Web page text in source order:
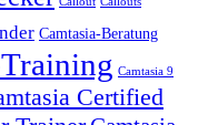
Camtasia-Beratung
Camtasia 9
Certified